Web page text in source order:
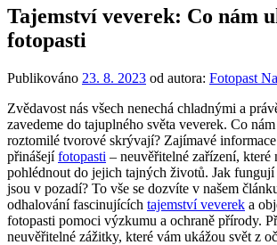
Tajemství veverek: Co nám
fotopasti
Publikováno 23. 8. 2023 od autora: Fotopast
Zvědavost nás všech nenechá chladnými a
zavedeme do tajuplného světa veverek. Co
roztomilé tvorové skrývají? Zajímavé
přinášejífotopasti – neuvěřitelné zařízení, které
pohlédnout do jejich tajných životů. Jak fungují
jsou v pozadí? To vše se dozvíte v našem
odhalování fascinujících tajemství veverek a
fotopasti pomoci výzkumu a ochraně přírody.
neuvěřitelné zážitky, které vám ukážou svět z